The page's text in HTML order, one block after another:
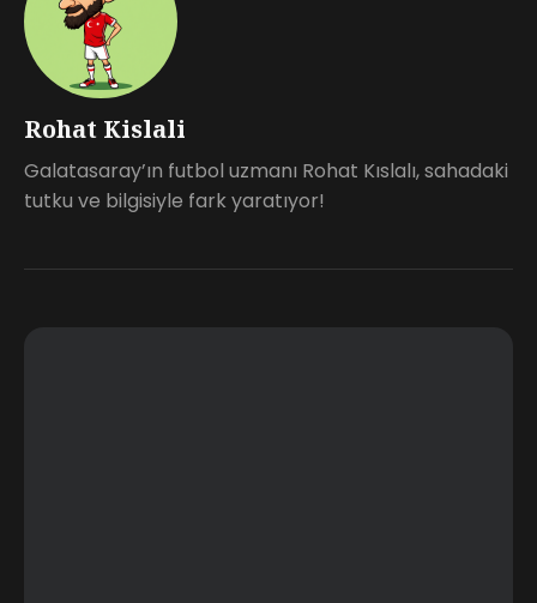
Rohat Kislali
Galatasaray’ın futbol uzmanı Rohat Kıslalı, sahadaki
tutku ve bilgisiyle fark yaratıyor!